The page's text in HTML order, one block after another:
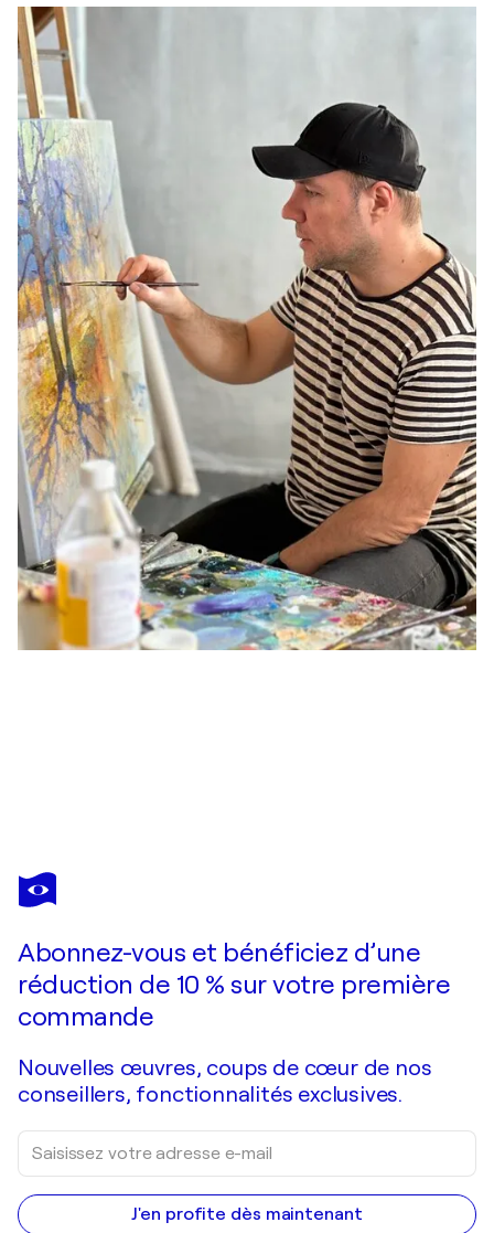
ANDREI BELAICHUK
In the World of Illusions
Abonnez-vous et bénéficiez d’une
réduction de 10 % sur votre première
commande
Nouvelles œuvres, coups de cœur de nos
conseillers, fonctionnalités exclusives.
J'en profite dès maintenant